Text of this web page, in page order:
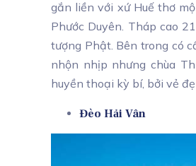
gắn liền với xứ Huế thơ
Phước Duyên. Tháp cao
tượng Phật. Bên trong có
nhộn nhịp nhưng chùa
huyền thoại kỳ bí, bởi vẻ
Đèo Hải Vân